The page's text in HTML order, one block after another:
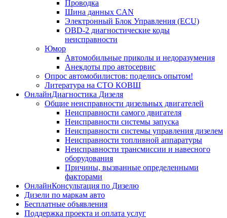
Проводка
Шина данных CAN
Электронный Блок Управления (ECU)
OBD-2 диагностические коды
неисправности
Юмор
Автомобильные приколы и недоразумения
Анекдоты про автосервис
Опрос автомобилистов: поделись опытом!
Литература на СТО КОВШ
ОнлайнДиагностика Дизеля
Общие неисправности дизельных двигателей
Неисправности самого двигателя
Неисправности системы запуска
Неисправности системы управления дизелем
Неисправности топливной аппаратуры
Неисправности трансмиссии и навесного
оборудования
Причины, вызванные определенными
факторами
ОнлайнКонсультация по Дизелю
Дизели по маркам авто
Бесплатные объявления
Поддержка проекта и оплата услуг